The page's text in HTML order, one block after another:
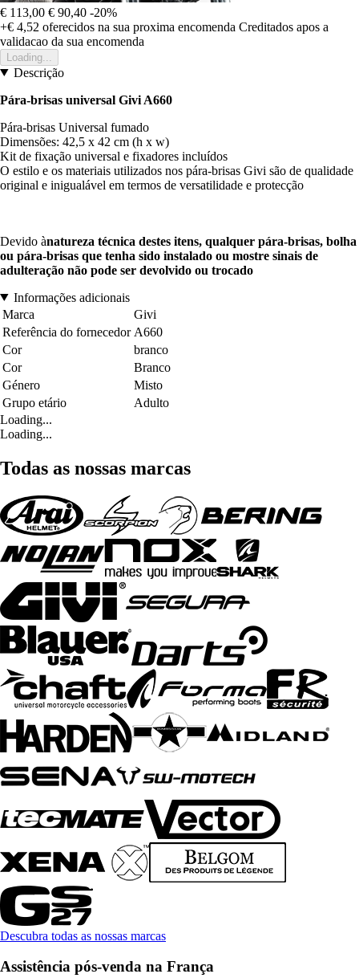
€ 113,00 € 90,40 -20%
+€ 4,52 oferecidos na sua proxima encomenda Creditados apos a
validacao da sua encomenda
Loading...
Descrição
Pára-brisas universal Givi A660
Pára-brisas Universal fumado
Dimensões: 42,5 x 42 cm (h x w)
Kit de fixação universal e fixadores incluídos
O estilo e os materiais utilizados nos pára-brisas Givi são de qualidade
original e inigualável em termos de versatilidade e protecção
Devido ànatureza técnica destes itens, qualquer pára-brisas, bolha
ou pára-brisas que tenha sido instalado ou mostre sinais de
adulteração não pode ser devolvido ou trocado
Informações adicionais
Marca
Givi
Referência do fornecedor A660
Cor
branco
Cor
Branco
Género
Misto
Grupo etário
Adulto
Loading...
Loading...
Todas as nossas marcas
Descubra todas as nossas marcas
Assistência pós-venda na França